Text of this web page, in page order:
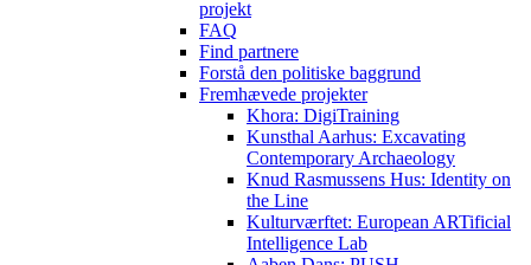
projekt
FAQ
Find partnere
Forstå den politiske baggrund
Fremhævede projekter
Khora: DigiTraining
Kunsthal Aarhus: Excavating
Contemporary Archaeology
Knud Rasmussens Hus: Identity on
the Line
Kulturværftet: European ARTificial
Intelligence Lab